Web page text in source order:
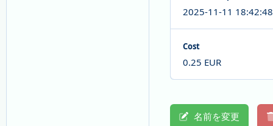
2025-11-11 18:42:48
Cost
0.25 EUR
名前を変更